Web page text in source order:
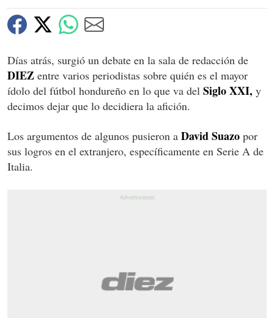
Días atrás, surgió un debate en la sala de redacción de
DIEZ entre varios periodistas sobre quién es el mayor
ídolo del fútbol hondureño en lo que va del Siglo XXI, y
decimos dejar que lo decidiera la afición.
Los argumentos de algunos pusieron a David Suazo por
sus logros en el extranjero, específicamente en Serie A de
Italia.